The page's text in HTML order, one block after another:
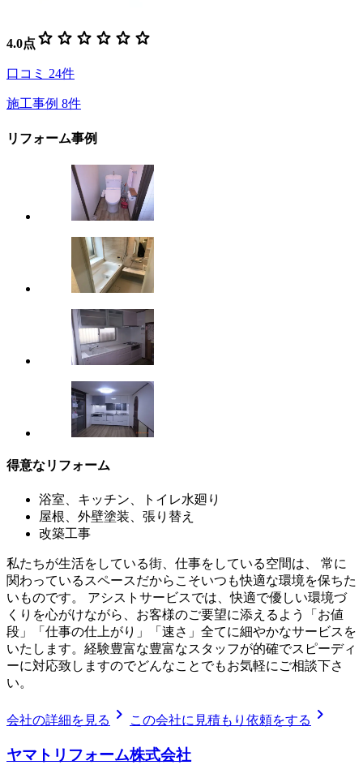
4.0点 star star star star star star
口コミ 24件
施工事例 8件
リフォーム事例
得意なリフォーム
浴室、キッチン、トイレ水廻り
屋根、外壁塗装、張り替え
改築工事
私たちが生活をしている街、仕事をしている空間は、 常に
関わっているスペースだからこそいつも快適な環境を保ちた
いものです。 アシストサービスでは、快適で優しい環境づ
くりを心がけながら、お客様のご要望に添えるよう「お値
段」「仕事の仕上がり」「速さ」全てに細やかなサービスを
いたします。経験豊富な豊富なスタッフが的確でスピーディ
ーに対応致しますのでどんなことでもお気軽にご相談下さ
い。
会社の詳細を見る chevron_right この会社に見積もり依頼をする chevron_right
ヤマトリフォーム株式会社